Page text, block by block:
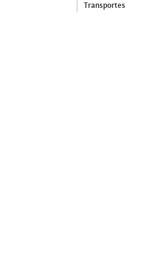
Transportes